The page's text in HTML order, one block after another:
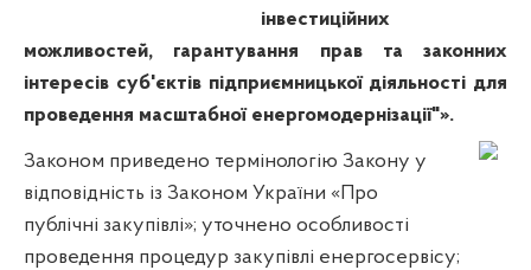
інвестиційних
можливостей, гарантування прав та законних
інтересів суб'єктів підприємницької діяльності для
проведення масштабної енергомодернізації"».
Законом приведено термінологію Закону у
відповідність із Законом України «Про
публічні закупівлі»; уточнено особливості
проведення процедур закупівлі енергосервісу;